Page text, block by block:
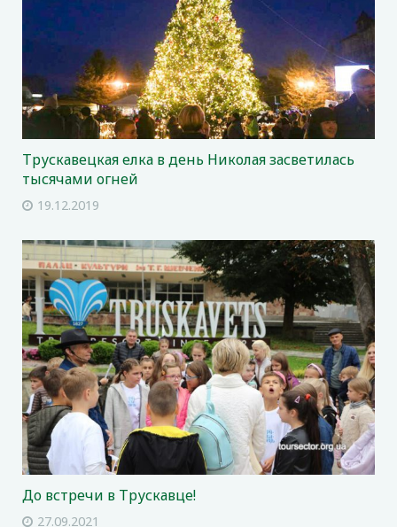
Трускавецкая елка в день Николая засветилась
тысячами огней
19.12.2019
До встречи в Трускавце!
27.09.2021